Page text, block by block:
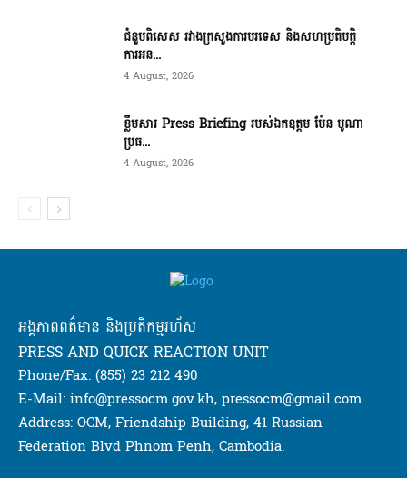
ជំនួបពិសេស រវាងក្រសួងការបរទេស និងសហប្រតិបត្តិ
ការអន...
4 August, 2026
ខ្លឹមសារ Press Briefing របស់ឯកឧត្តម ប៉ែន បូណា
ប្រធ...
4 August, 2026
អង្គភាពពត៌មាន និងប្រតិកម្មរហ័ស
PRESS AND QUICK REACTION UNIT
Phone/Fax: (855) 23 212 490
E-Mail: info@pressocm.gov.kh, pressocm@gmail.com
Address: OCM, Friendship Building, 41 Russian
Federation Blvd Phnom Penh, Cambodia.